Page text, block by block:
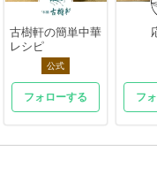
古樹軒の簡単中華
レシピ
公式
フォローする フ